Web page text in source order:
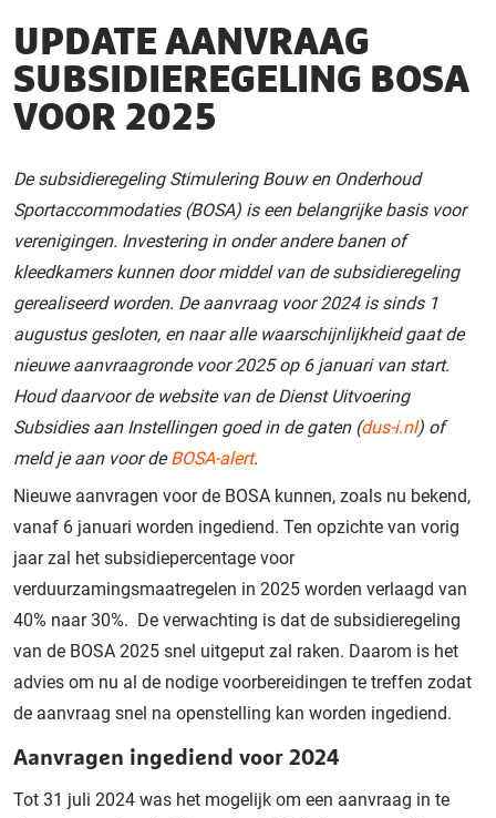
UPDATE AANVRAAG
SUBSIDIEREGELING BOSA
VOOR 2025
De subsidieregeling Stimulering Bouw en Onderhoud
Sportaccommodaties (BOSA) is een belangrijke basis voor
verenigingen. Investering in onder andere banen of
kleedkamers kunnen door middel van de subsidieregeling
gerealiseerd worden. De aanvraag voor 2024 is sinds 1
augustus gesloten, en naar alle waarschijnlijkheid gaat de
nieuwe aanvraagrondevoor 2025 op 6 januari van start.
Houd daarvoor de website van de Dienst Uitvoering
Subsidies aan Instellingen goed in de gaten (dus-i.nl) of
meld je aan voor deBOSA-alert.
Nieuwe aanvragen voor de BOSA kunnen, zoals nu bekend,
vanaf 6 januari worden ingediend. Ten opzichte van vorig
jaar zal het subsidiepercentage voor
verduurzamingsmaatregelen in 2025 worden verlaagd van
40% naar 30%. De verwachting is dat de subsidieregeling
van de BOSA 2025 snel uitgeput zal raken. Daarom is het
advies om nu al de nodige voorbereidingen te treffen zodat
de aanvraag snel na openstelling kan worden ingediend.
Aanvragen ingediend voor 2024
Tot 31 juli 2024 was het mogelijk om een aanvraag in te